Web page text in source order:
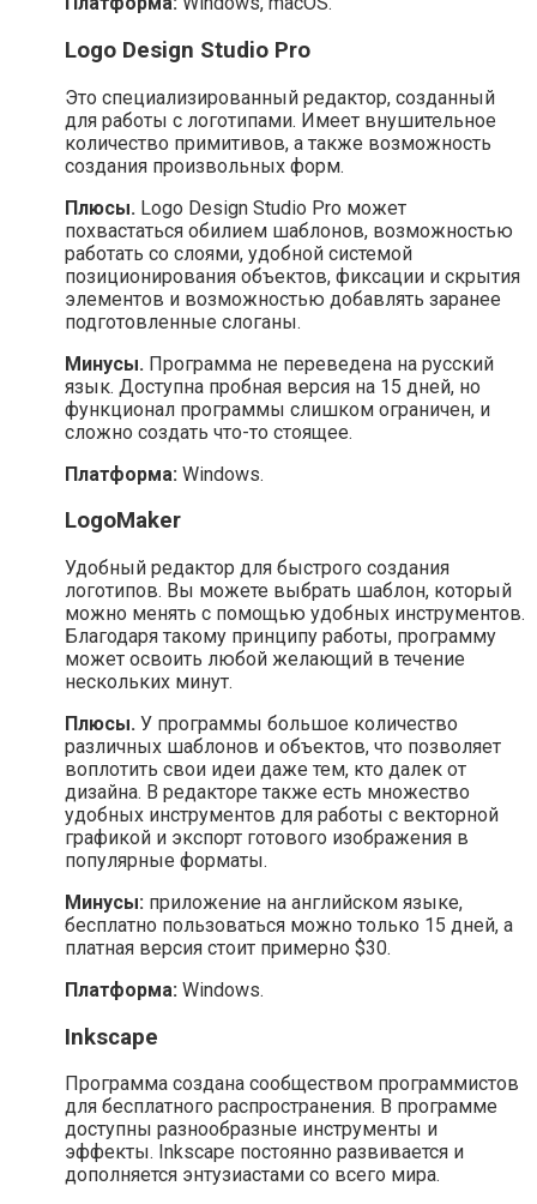
Logo Design Studio Pro
Это специализированный редактор, созданный
для работы с логотипами. Имеет внушительное
количество примитивов, а также возможность
создания произвольных форм.
Плюсы. Logo Design Studio Pro может
похвастаться обилием шаблонов, возможностью
работать со слоями, удобной системой
позиционирования объектов, фиксации и скрытия
элементов и возможностью добавлять заранее
подготовленные слоганы.
Минусы. Программа не переведена на русский
язык. Доступна пробная версия на 15 дней, но
функционал программы слишком ограничен, и
сложно создать что-то стоящее.
Платформа: Windows.
LogoMaker
Удобный редактор для быстрого создания
логотипов. Вы можете выбрать шаблон, который
можно менять с помощью удобных инструментов.
Благодаря такому принципу работы, программу
может освоить любой желающий в течение
нескольких минут.
Плюсы. У программы большое количество
различных шаблонов и объектов, что позволяет
воплотить свои идеи даже тем, кто далек от
дизайна. В редакторе также есть множество
удобных инструментов для работы с векторной
графикой и экспорт готового изображения в
популярные форматы.
Минусы: приложение на английском языке,
бесплатно пользоваться можно только 15 дней, а
платная версия стоит примерно $30.
Платформа: Windows.
Inkscape
Программа создана сообществом программистов
для бесплатного распространения. В программе
доступны разнообразные инструменты и
эффекты. Inkscape постоянно развивается и
дополняется энтузиастами со всего мира.